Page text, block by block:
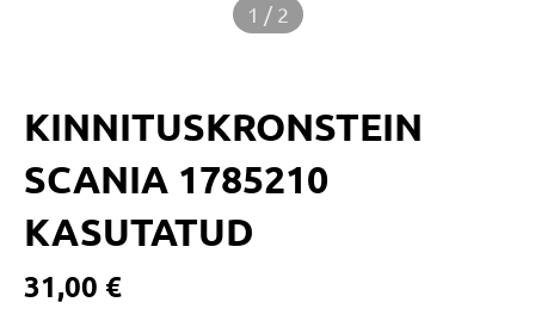
1 / 2
KINNITUSKRONSTEIN
SCANIA 1785210
KASUTATUD
31,00 €